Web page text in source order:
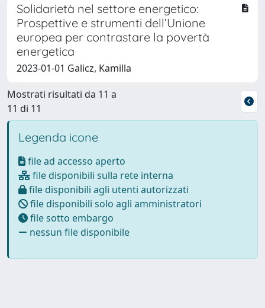
Solidarietà nel settore energetico:
Prospettive e strumenti dell’Unione
europea per contrastare la povertà
energetica
2023-01-01 Galicz, Kamilla
Mostrati risultati da 11 a
11 di 11
Legenda icone
file ad accesso aperto
file disponibili sulla rete interna
file disponibili agli utenti autorizzati
file disponibili solo agli amministratori
file sotto embargo
nessun file disponibile